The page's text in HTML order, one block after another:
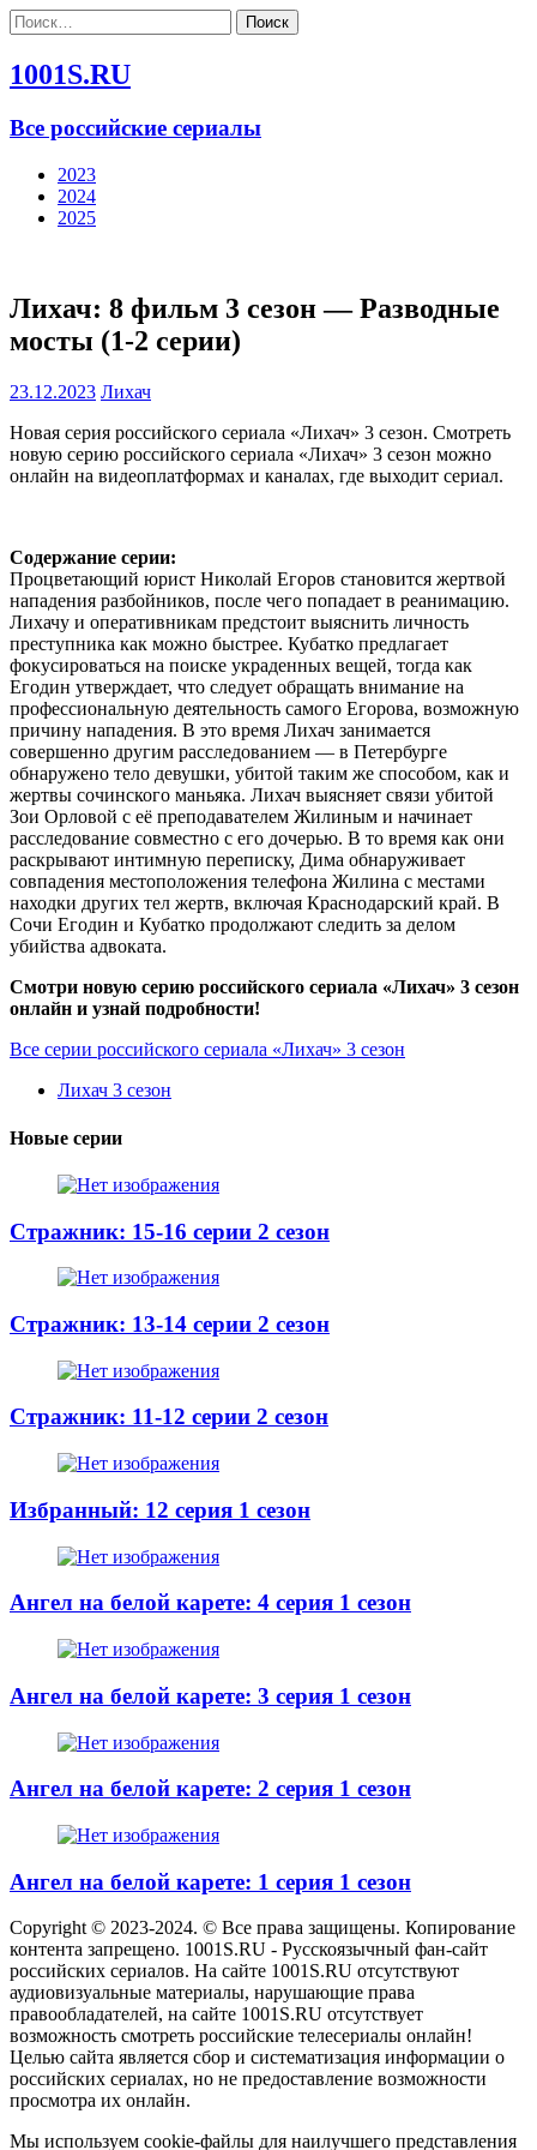
Найти:
1001S.RU
Все российские сериалы
2023
2024
2025
Лихач: 8 фильм 3 сезон — Разводные
мосты (1-2 серии)
23.12.2023 Лихач
Новая серия российского сериала «Лихач» 3 сезон. Смотреть
новую серию российского сериала «Лихач» 3 сезон можно
онлайн на видеоплатформах и каналах, где выходит сериал.
Содержание серии:
Процветающий юрист Николай Егоров становится жертвой
нападения разбойников, после чего попадает в реанимацию.
Лихачу и оперативникам предстоит выяснить личность
преступника как можно быстрее. Кубатко предлагает
фокусироваться на поиске украденных вещей, тогда как
Егодин утверждает, что следует обращать внимание на
профессиональную деятельность самого Егорова, возможную
причину нападения. В это время Лихач занимается
совершенно другим расследованием — в Петербурге
обнаружено тело девушки, убитой таким же способом, как и
жертвы сочинского маньяка. Лихач выясняет связи убитой
Зои Орловой с её преподавателем Жилиным и начинает
расследование совместно с его дочерью. В то время как они
раскрывают интимную переписку, Дима обнаруживает
совпадения местоположения телефона Жилина с местами
находки других тел жертв, включая Краснодарский край. В
Сочи Егодин и Кубатко продолжают следить за делом
убийства адвоката.
Смотри новую серию российского сериала «Лихач» 3 сезон
онлайн и узнай подробности!
Все серии российского сериала «Лихач» 3 сезон
Лихач 3 сезон
Новые серии
Стражник: 15-16 серии 2 сезон
Стражник: 13-14 серии 2 сезон
Стражник: 11-12 серии 2 сезон
Избранный: 12 серия 1 сезон
Ангел на белой карете: 4 серия 1 сезон
Ангел на белой карете: 3 серия 1 сезон
Ангел на белой карете: 2 серия 1 сезон
Ангел на белой карете: 1 серия 1 сезон
Copyright © 2023-2024. © Все права защищены. Копирование
контента запрещено. 1001S.RU - Русскоязычный фан-сайт
российских сериалов. На сайте 1001S.RU отсутствуют
аудиовизуальные материалы, нарушающие права
правообладателей, на сайте 1001S.RU отсутствует
возможность смотреть российские телесериалы онлайн!
Целью сайта является сбор и систематизация информации о
российских сериалах, но не предоставление возможности
просмотра их онлайн.
Мы используем cookie-файлы для наилучшего представления